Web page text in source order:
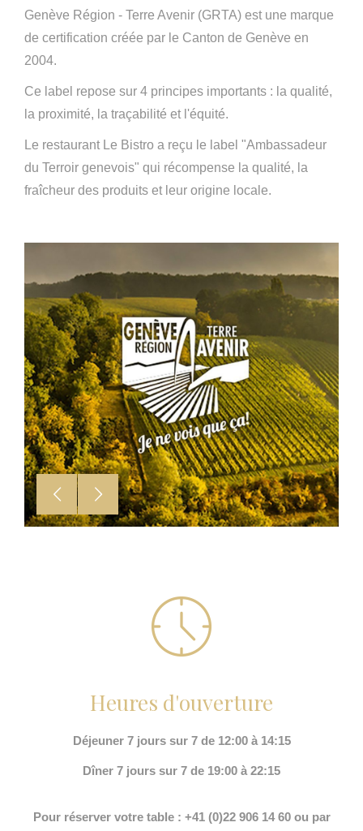
Genève Région - Terre Avenir (GRTA) est une marque
de certification créée par le Canton de Genève en
2004.
Ce label repose sur 4 principes importants : la qualité,
la proximité, la traçabilité et l'équité.
Le restaurant Le Bistro a reçu le label "Ambassadeur
du Terroir genevois" qui récompense la qualité, la
fraîcheur des produits et leur origine locale.
Heures d'ouverture
Déjeuner 7 jours sur 7 de 12:00 à 14:15
Dîner 7 jours sur 7 de 19:00 à 22:15
Pour réserver votre table : +41 (0)22 906 14 60 ou par